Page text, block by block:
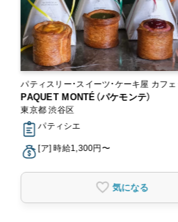
パティスリー・スイーツ・ケーキ屋 カフェ・レストラ
ン
PAQUET MONTÉ（パケモンテ）
東京都 渋谷区
パティシエ
[ア] 時給1,300円〜
気になる